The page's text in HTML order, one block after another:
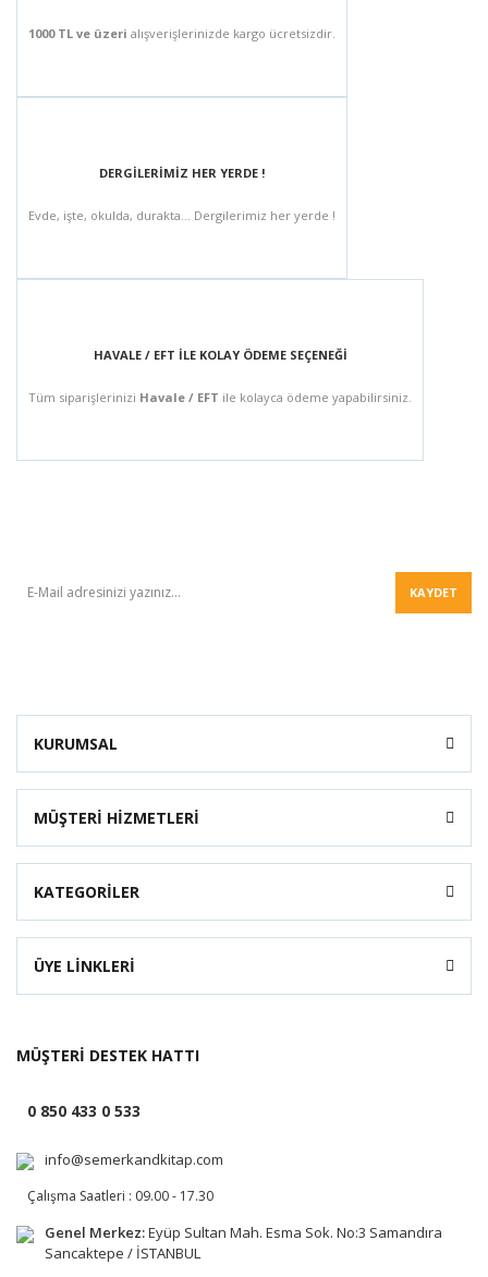
1000 TL ve üzeri alışverişlerinizde kargo ücretsizdir.
DERGİLERİMİZ HER YERDE !
Evde, işte, okulda, durakta... Dergilerimiz her yerde !
HAVALE / EFT İLE KOLAY ÖDEME SEÇENEĞİ
Tüm siparişlerinizi Havale / EFT ile kolayca ödeme yapabilirsiniz.
KAYDET
KURUMSAL
MÜŞTERİ HİZMETLERİ
KATEGORİLER
ÜYE LİNKLERİ
MÜŞTERİ DESTEK HATTI
0 850 433 0 533
info@semerkandkitap.com
Çalışma Saatleri : 09.00 - 17.30
Genel Merkez:Eyüp Sultan Mah. Esma Sok. No:3 Samandıra
Sancaktepe / İSTANBUL